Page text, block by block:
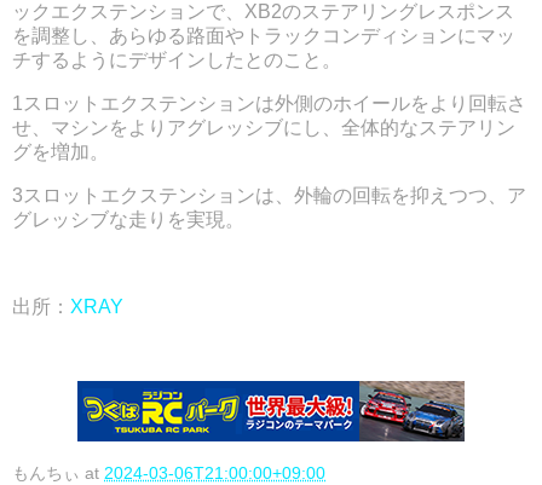
ックエクステンションで、XB2のステアリングレスポンス
を調整し、あらゆる路面やトラックコンディションにマッ
チするようにデザインしたとのこと。
1スロットエクステンションは外側のホイールをより回転さ
せ、マシンをよりアグレッシブにし、全体的なステアリン
グを増加。
3スロットエクステンションは、外輪の回転を抑えつつ、ア
グレッシブな走りを実現。
出所： XRAY
もんちぃ at 2024-03-06T21:00:00+09:00